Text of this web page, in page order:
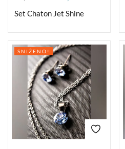
Set Chaton Jet Shine
SNIŽENO!